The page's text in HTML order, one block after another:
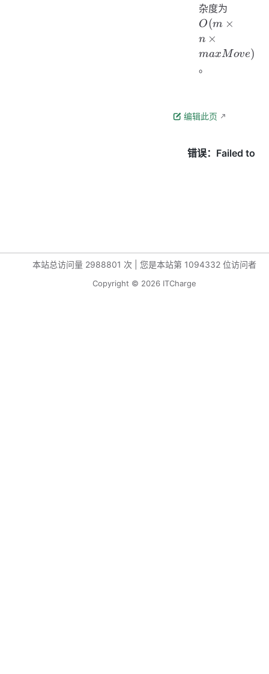
杂度为
\times n
O(m ×
n ×
maxMove)
。
编辑此页
本站总访问量 2988801 次 您是本站第 1094332位访问者
Copyright © 2026 ITCharge